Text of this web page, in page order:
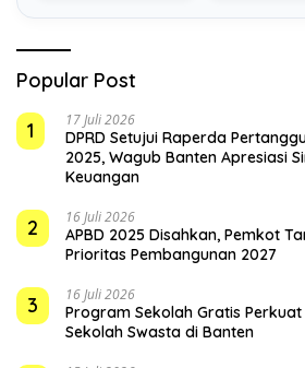
Popular Post
1
17 Juli 2026
DPRD Setujui Raperda
2025, Wagub Banten Apresiasi
Keuangan
2 16 Juli 2026
APBD 2025 Disahkan, Pemkot
Prioritas Pembangunan 2027
3 16 Juli 2026
Program Sekolah Gratis
Sekolah Swasta di Banten